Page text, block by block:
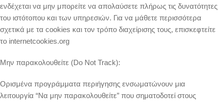
ενδέχεται να μην μπορείτε να απολαύσετε πλήρως τις δυνατότητες
του ιστότοπου και των υπηρεσιών. Για να μάθετε περισσότερα
σχετικά με τα cookies και τον τρόπο διαχείρισης τους, επισκεφτείτε
το internetcookies.org
Μην παρακολουθείτε (Do Not Track):
Ορισμένα προγράμματα περιήγησης ενσωματώνουν μια
λειτουργία “Να μην παρακολουθείτε” που σηματοδοτεί στους